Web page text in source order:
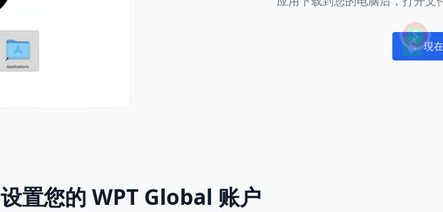
現
设置您的 WPT Global 账户